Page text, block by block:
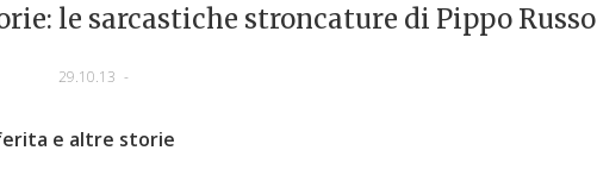
le sarcastiche stroncature di Pippo Russo
29.10.13 -
e altre storie